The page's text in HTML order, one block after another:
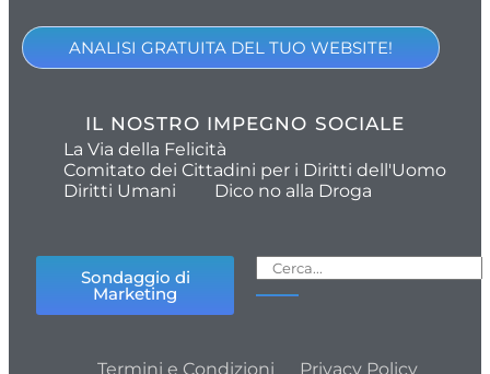
ANALISI GRATUITA DEL TUO WEBSITE!
IL NOSTRO IMPEGNO SOCIALE
La Via della Felicità
Comitato dei Cittadini per i Diritti dell'Uomo
Diritti Umani
Dico no alla Droga
Sondaggio di
Marketing
Termini e Condizioni Privacy Policy